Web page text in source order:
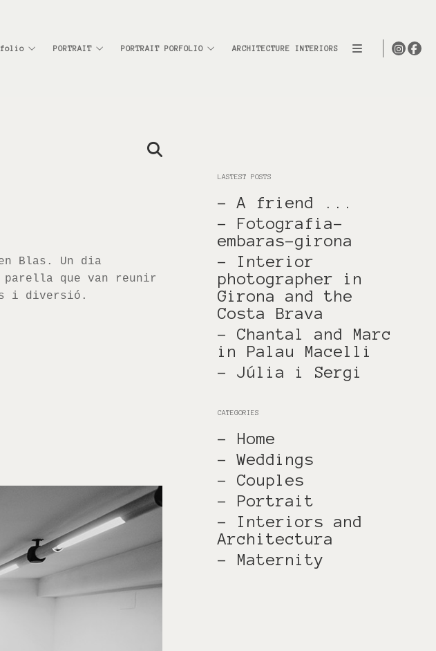
PORTRAIT PORTRAIT PORFOLIO ARCHITECTURE INTERIORS
Blas . Un dia
que van reunir
i diversió.
LASTEST POSTS
- A friend ...
- Fotografia-
embaras-girona
- Interior
photographer in
Girona and the
Costa Brava
- Chantal and Marc
in Palau Macelli
- Júlia i Sergi
CATEGORIES
- Home
- Weddings
- Couples
- Portrait
- Interiors and
Architectura
- Maternity